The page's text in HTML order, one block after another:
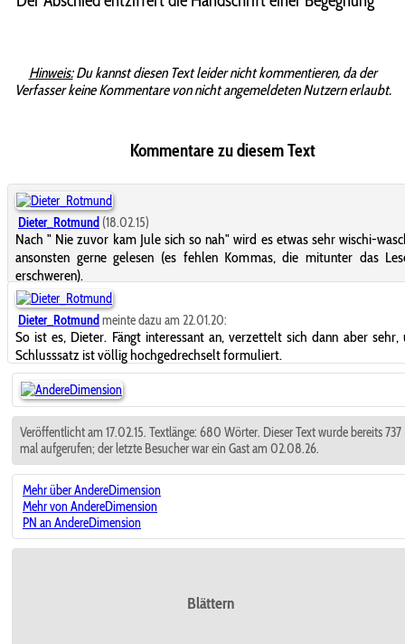
Hinweis:Du kannst diesen Text leider nicht kommentieren, da der
Verfasser keine Kommentare von nicht angemeldeten Nutzern erlaubt.
Kommentare zu diesem Text
Dieter_Rotmund (18.02.15)
Nach " Nie zuvor kam Jule sich so nah" wird es etwas sehr wischi-
ansonsten gerne gelesen (es fehlen Kommas, die mitunter das
erschweren).
Dieter_Rotmund meinte dazu am 22.01.20:
So ist es, Dieter. Fängt interessant an, verzettelt sich dann aber sehr,
Schlusssatz ist völlig hochgedrechselt formuliert.
Veröffentlicht am 17.02.15. Textlänge: 680 Wörter. Dieser Text wurde bereits 737
mal aufgerufen; der letzte Besucher war ein Gast am 02.08.26.
Mehr über AndereDimension
Mehr von AndereDimension
PN an AndereDimension
Blättern